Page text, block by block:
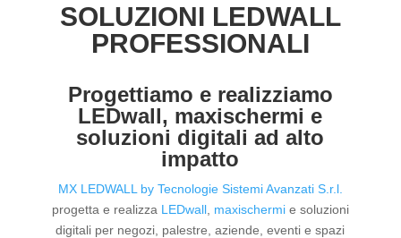
SOLUZIONI LEDWALL
PROFESSIONALI
Progettiamo e realizziamo
LEDwall, maxischermi e
soluzioni digitali ad alto
impatto
MX LEDWALL by Tecnologie Sistemi Avanzati S.r.l.
progetta e realizza LEDwall, maxischermie soluzioni
digitali per negozi, palestre, aziende, eventi e spazi